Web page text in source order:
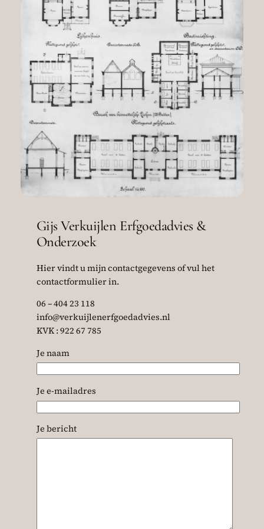
Gijs Verkuijlen Erfgoedadvies &
Onderzoek
Hier vindt u mijn contactgegevens of vul het
contactformulier in.
06 – 404 23 118
info@verkuijlenerfgoedadvies.nl
KVK : 922 67 785
Je naam
Je e-mailadres
Je bericht